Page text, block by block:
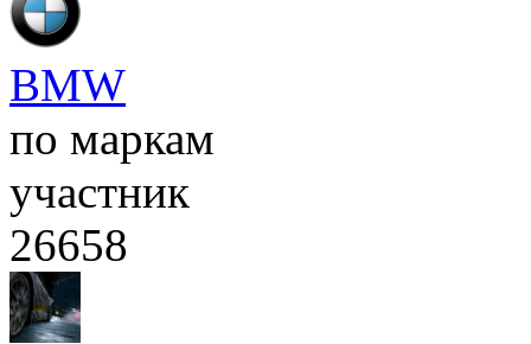
BMW
по маркам
участник
26658